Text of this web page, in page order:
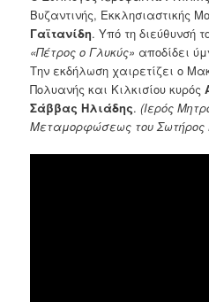
Βυζαντινής, Εκκλησιαστικής
Γαϊτανίδη. Υπό τη διεύθυνσή
«Πέτρος ο Γλυκύς» αποδίδει
Την εκδήλωση χαιρετίζει ο
Πολυανής και Κιλκισίου κυρός
Σάββας Ηλιάδης.(Ιερός
Μεταμορφώσεως του Σωτήρος